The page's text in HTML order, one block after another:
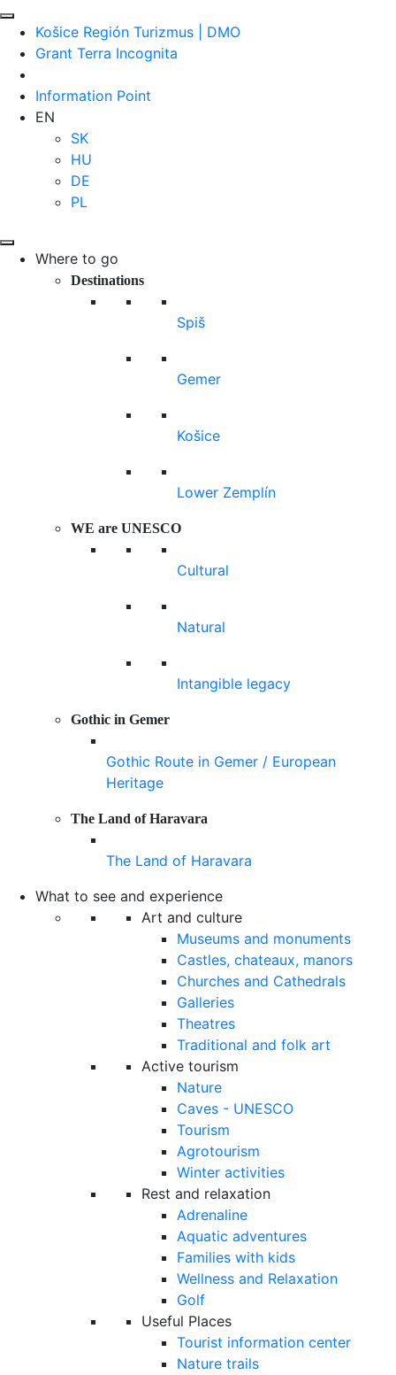
Košice Región Turizmus | DMO
Grant Terra Incognita
Information Point
EN
SK
HU
DE
PL
Where to go
Destinations
Spiš
Gemer
Košice
Lower Zemplín
WE are UNESCO
Cultural
Natural
Intangible legacy
Gothic in Gemer
Gothic Route in Gemer / European
Heritage
The Land of Haravara
The Land of Haravara
What to see and experience
Art and culture
Museums and monuments
Castles, chateaux, manors
Churches and Cathedrals
Galleries
Theatres
Traditional and folk art
Active tourism
Nature
Caves - UNESCO
Tourism
Agrotourism
Winter activities
Rest and relaxation
Adrenaline
Aquatic adventures
Families with kids
Wellness and Relaxation
Golf
Useful Places
Tourist information center
Nature trails